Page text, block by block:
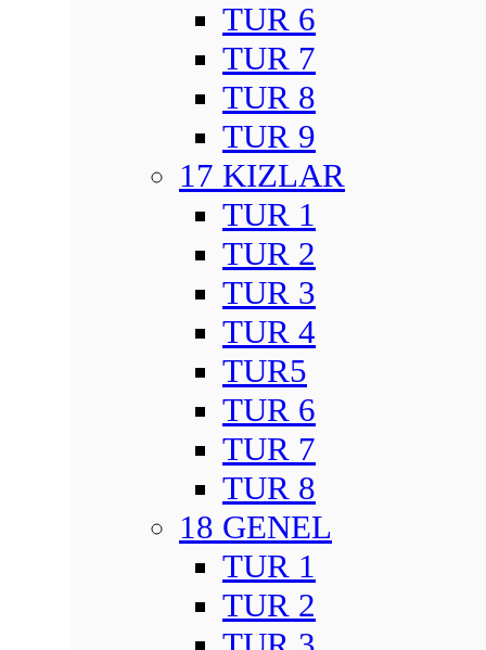
TUR 6
TUR 7
TUR 8
TUR 9
17 KIZLAR
TUR 1
TUR 2
TUR 3
TUR 4
TUR5
TUR 6
TUR 7
TUR 8
18 GENEL
TUR 1
TUR 2